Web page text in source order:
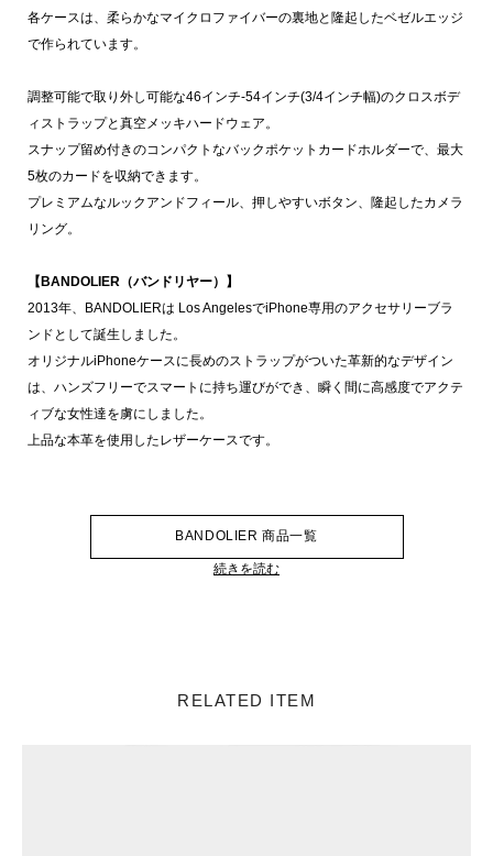
各ケースは、柔らかなマイクロファイバーの裏地と隆起したベゼルエッジ
で作られています。
調整可能で取り外し可能な46インチ-54インチ(3/4インチ幅)のクロスボデ
ィストラップと真空メッキハードウェア。
スナップ留め付きのコンパクトなバックポケットカードホルダーで、最大
5枚のカードを収納できます。
プレミアムなルックアンドフィール、押しやすいボタン、隆起したカメラ
リング。
【BANDOLIER（バンドリヤー）】
2013年、BANDOLIERは Los AngelesでiPhone専用のアクセサリーブラ
ンドとして誕生しました。
オリジナルiPhoneケースに長めのストラップがついた革新的なデザイン
は、ハンズフリーでスマートに持ち運びができ、瞬く間に高感度でアクテ
ィブな女性達を虜にしました。
上品な本革を使用したレザーケースです。
BANDOLIER 商品一覧
続きを読む
RELATED ITEM